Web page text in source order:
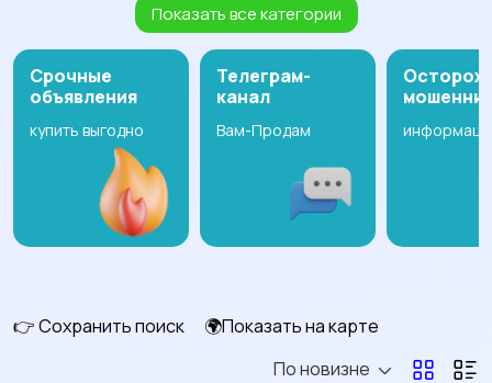
Будущим мамам3 Верхняя одежда жен.
314
Головные уборы жен.
жен.10
Показать все категории
Срочные
объявления
купить выгодно
Телеграм-
канал
Вам-Продам
👉 Сохранить поиск
🌍Показать на карте
По новизне